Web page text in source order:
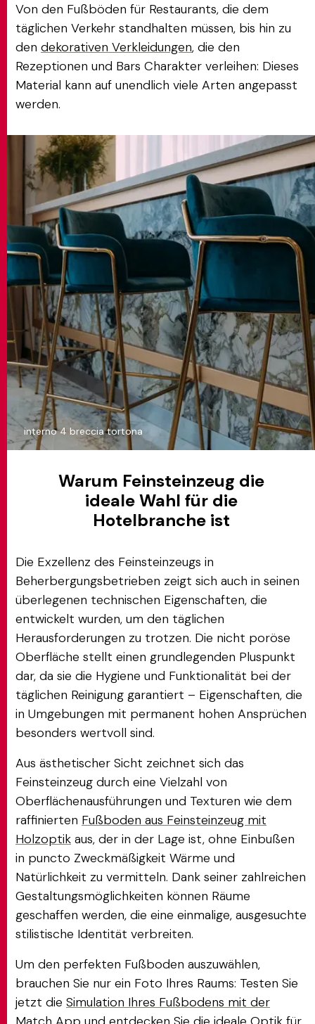
interno 4 breccia tortona
Von den Fußböden für Restaurants, die dem
täglichen Verkehr standhalten müssen, bis hin zu
den dekorativen Verkleidungen, die den
Rezeptionen und Bars Charakter verleihen: Dieses
Material kann auf unendlich viele Arten angepasst
werden.
Warum Feinsteinzeug die
ideale Wahl für die
Hotelbranche ist
Die Exzellenz des Feinsteinzeugs in
Beherbergungsbetrieben zeigt sich auch in seinen
überlegenen technischen Eigenschaften, die
entwickelt wurden, um den täglichen
Herausforderungen zu trotzen. Die nicht poröse
Oberfläche stellt einen grundlegenden Pluspunkt
dar, da sie die Hygiene und Funktionalität bei der
täglichen Reinigung garantiert – Eigenschaften, die
in Umgebungen mit permanent hohen Ansprüchen
besonders wertvoll sind.
Aus ästhetischer Sicht zeichnet sich das
Feinsteinzeug durch eine Vielzahl von
Oberflächenausführungen und Texturen wie dem
raffinierten Fußboden aus Feinsteinzeug mit
Holzoptik aus, der in der Lage ist, ohne Einbußen
in puncto Zweckmäßigkeit Wärme und
Natürlichkeit zu vermitteln. Dank seiner zahlreichen
Gestaltungsmöglichkeiten können Räume
geschaffen werden, die eine einmalige, ausgesuchte
stilistische Identität verbreiten.
Um den perfekten Fußboden auszuwählen,
brauchen Sie nur ein Foto Ihres Raums: Testen Sie
jetzt die Simulation Ihres Fußbodens mit der